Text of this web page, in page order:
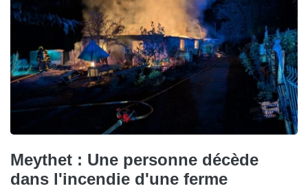
Meythet : Une personne décède
dans l'incendie d'une ferme